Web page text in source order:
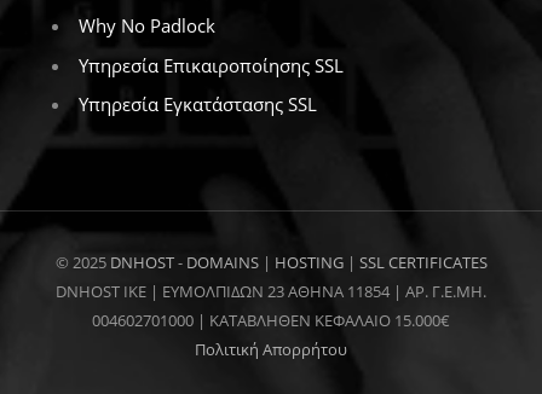
Why No Padlock
Υπηρεσία Επικαιροποίησης SSL
Υπηρεσία Εγκατάστασης SSL
© 2025 DNHOST- DOMAINS| HOSTING| SSL CERTIFICATES
DNHOST IKE | ΕΥΜΟΛΠΙΔΩΝ 23 ΑΘΗΝΑ 11854 | AP. Γ.Ε.ΜΗ.
004602701000 | ΚΑΤΑΒΛΗΘΕΝ ΚΕΦΑΛΑΙΟ 15.000€
Πολιτική Απορρήτου